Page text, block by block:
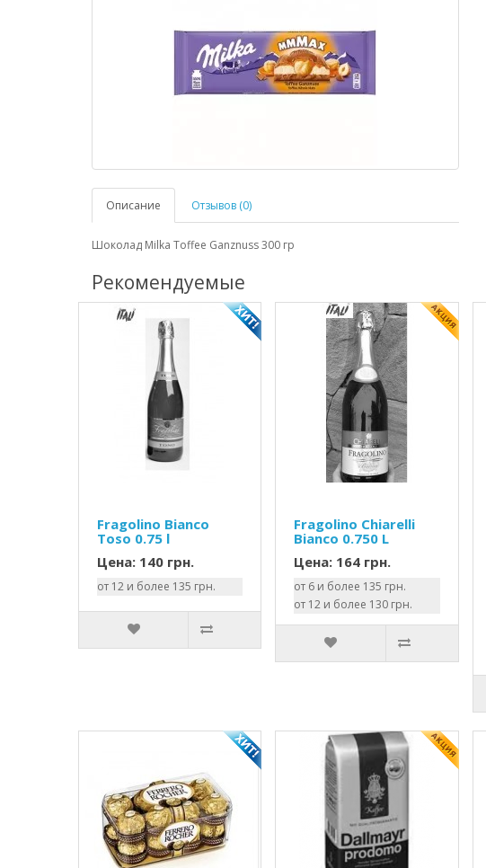
Описание Отзывов (0)
Шоколад Milka Toffee Ganznuss 300 гр
Рекомендуемые
Fragolino Bianco
Toso 0.75 l
Цена: 140 грн.
от 12 и более 135 грн.
Fragolino Chiarelli
Bianco 0.750 L
Цена: 164 грн.
от 6 и более 135 грн.
от 12 и более 130 грн.